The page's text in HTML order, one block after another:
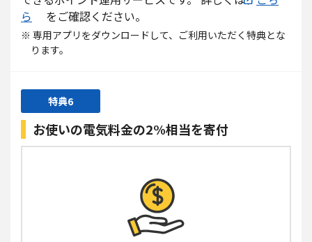
ら
をご確認ください。
※ 専用アプリをダウンロードして、ご利用いただく特典とな
ります。
特典6
お使いの電気料金の2%相当を寄付